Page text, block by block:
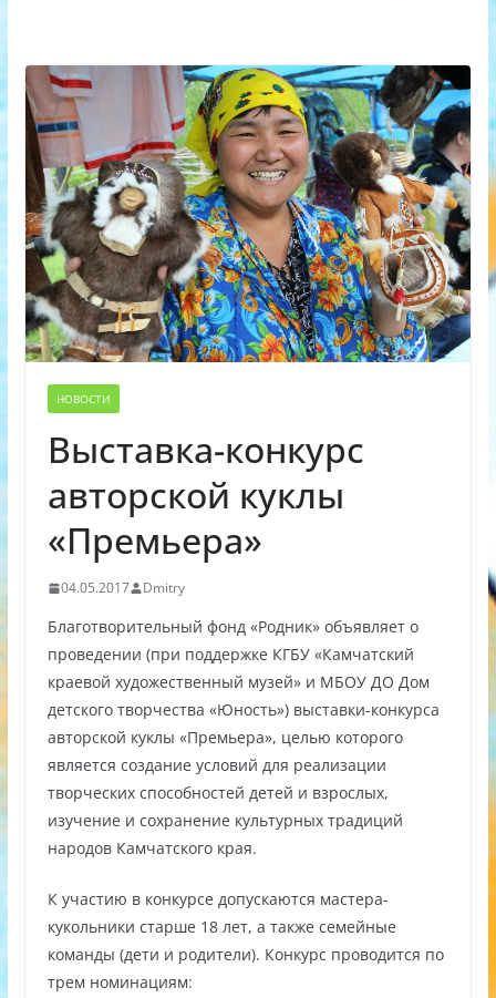
НОВОСТИ
Выставка-конкурс
авторской куклы
«Премьера»
04.05.2017 Dmitry
Благотворительный фонд «Родник» объявляет о
проведении (при поддержке КГБУ «Камчатский
краевой художественный музей» и МБОУ ДО Дом
детского творчества «Юность») выставки-конкурса
авторской куклы «Премьера», целью которого
является создание условий для реализации
творческих способностей детей и взрослых,
изучение и сохранение культурных традиций
народов Камчатского края.
К участию в конкурсе допускаются мастера-
кукольники старше 18 лет, а также семейные
команды (дети и родители). Конкурс проводится по
трем номинациям: